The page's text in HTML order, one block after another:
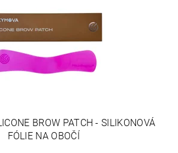
BROW PATCH - SILIKONOVÁ
FÓLIE NA OBOČÍ